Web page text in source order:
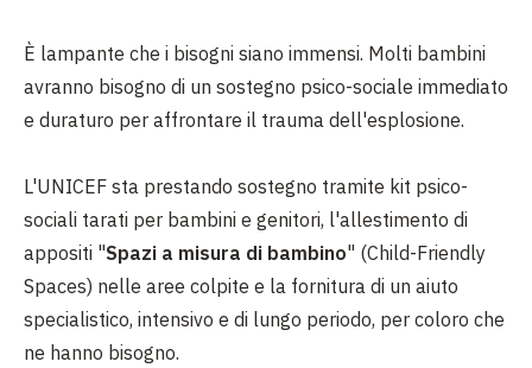
È lampante che i bisogni siano immensi. Molti bambini
avranno bisogno di un sostegno psico-sociale immediato
e duraturo per affrontare il trauma dell'esplosione.
L'UNICEF sta prestando sostegno tramite kit psico-
sociali tarati per bambini e genitori, l'allestimento di
appositi "Spazi a misura di bambino" (Child-Friendly
Spaces) nelle aree colpite e la fornitura di un aiuto
specialistico, intensivo e di lungo periodo, per coloro che
ne hanno bisogno.